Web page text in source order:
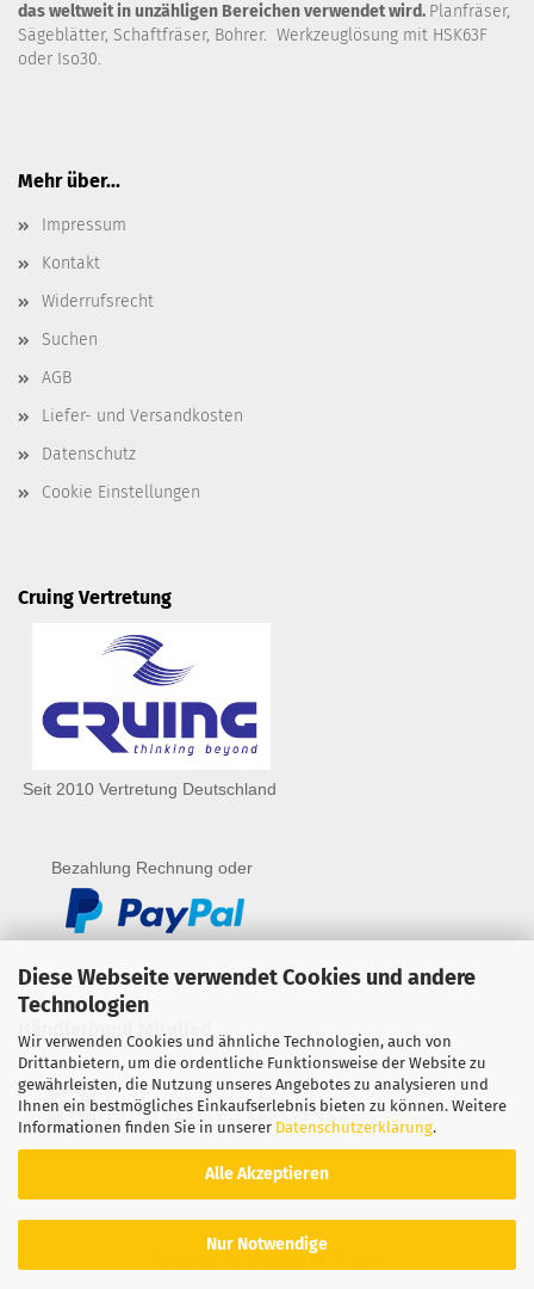
Diese Webseite verwendet Cookies und andere
Technologien
Wir verwenden Cookies und ähnliche Technologien, auch von
Drittanbietern, um die ordentliche Funktionsweise der Website zu
gewährleisten, die Nutzung unseres Angebotes zu analysieren und
Ihnen ein bestmögliches Einkaufserlebnis bieten zu können. Weitere
Informationen finden Sie in unserer Datenschutzerklärung.
Alle Akzeptieren
Nur Notwendige
das weltweit in unzähligen Bereichen verwendet wird. Planfräser,
Sägeblätter, Schaftfräser, Bohrer. Werkzeuglösung mit HSK63F
oder Iso30.
Mehr über...
Impressum
Kontakt
Widerrufsrecht
Suchen
AGB
Liefer- und Versandkosten
Datenschutz
Cookie Einstellungen
Cruing Vertretung
Seit 2010 Vertretung Deutschland
Bezahlung Rechnung oder
Händlerbund Mitglied